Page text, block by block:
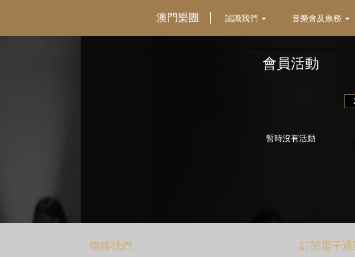
會員活動
暫時沒有活動
聯絡我們 訂閱電子通
澳門樂團 認識我們 音樂會及票務